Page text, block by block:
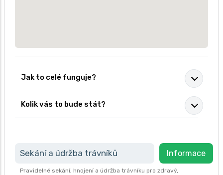
Jak to celé funguje?
Kolik vás to bude stát?
Sekání a údržba trávníků Informace
Pravidelné sekání, hnojení a údržba trávníku pro zdravý,